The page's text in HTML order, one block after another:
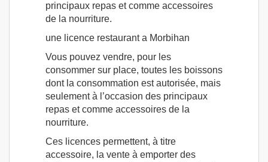
principaux repas et comme accessoires
de la nourriture.
une licence restaurant a Morbihan
Vous pouvez vendre, pour les
consommer sur place, toutes les boissons
dont la consommation est autorisée, mais
seulement à l’occasion des principaux
repas et comme accessoires de la
nourriture.
Ces licences permettent, à titre
accessoire, la vente à emporter des